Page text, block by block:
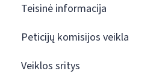
Teisinė informacija
Peticijų komisijos veikla
Veiklos sritys